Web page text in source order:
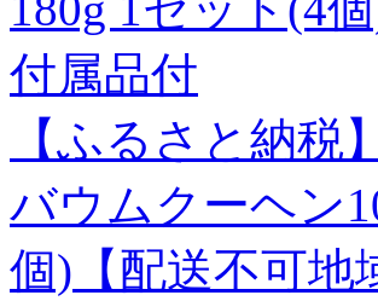
付属品付
【ふるさと納
バウムクーヘン
個)【配送不可地